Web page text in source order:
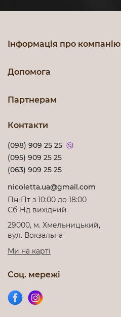
Інформація про компанію
Допомога
Партнерам
Контакти
(098) 909 25 25
(095) 909 25 25
(063) 909 25 25
nicoletta.ua@gmail.com
Пн-Пт з 10:00 до 18:00
Cб-Нд вихідний
29000, м. Хмельницький,
вул. Вокзальна
Ми на карті
Соц. мережі